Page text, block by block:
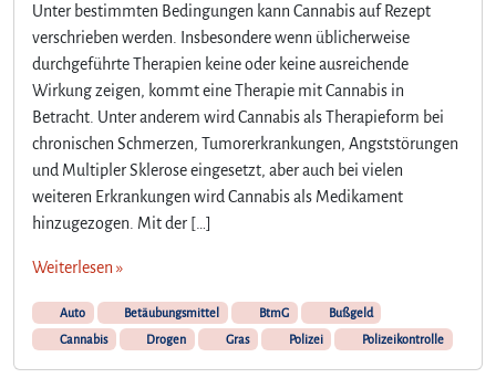
Unter bestimmten Bedingungen kann Cannabis auf Rezept
verschrieben werden. Insbesondere wenn üblicherweise
durchgeführte Therapien keine oder keine ausreichende
Wirkung zeigen, kommt eine Therapie mit Cannabis in
Betracht. Unter anderem wird Cannabis als Therapieform bei
chronischen Schmerzen, Tumorerkrankungen, Angststörungen
und Multipler Sklerose eingesetzt, aber auch bei vielen
weiteren Erkrankungen wird Cannabis als Medikament
hinzugezogen. Mit der […]
Weiterlesen »
Auto Betäubungsmittel BtmG
Bußgeld
Cannabis
Drogen Gras Polizei Polizeikontrolle